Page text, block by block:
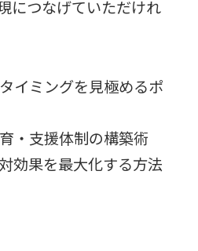
につなげていただけれ
イミングを見極めるポ
・支援体制の構築術
効果を最大化する方法